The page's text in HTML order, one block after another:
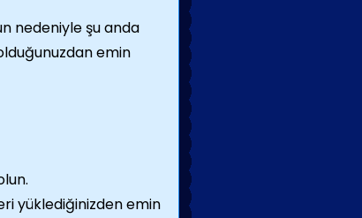
nedeniyle şu anda
emin
yüklediğinizden emin